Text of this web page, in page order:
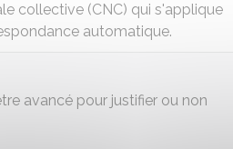
collective (CNC) qui s'applique
automatique.
avancé pour justifier ou non